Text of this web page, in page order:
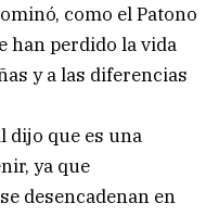
como el Patono
han perdido la vida
y a las diferencias
dijo que es una
ya que
desencadenan en